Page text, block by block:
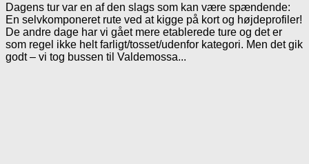
Dagens tur var en af den slags som kan være spændende:
En selvkomponeret rute ved at kigge på kort og højdeprofiler!
De andre dage har vi gået mere etablerede ture og det er
som regel ikke helt farligt/tosset/udenfor kategori. Men det gik
godt – vi tog bussen til Valdemossa...